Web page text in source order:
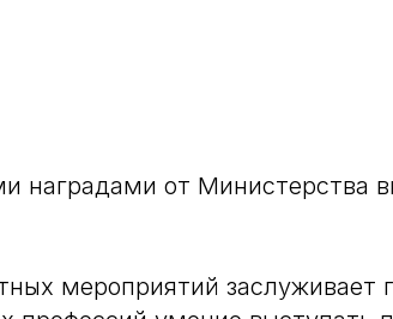
наградами от Министерства
мероприятий заслуживает